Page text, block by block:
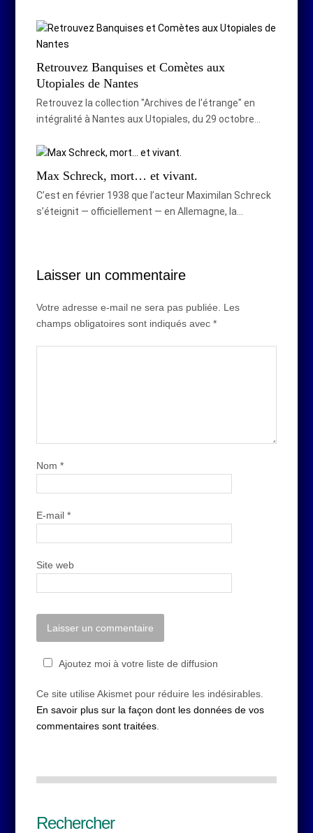
Retrouvez Banquises et Comètes aux
Utopiales de Nantes
Retrouvez la collection "Archives de l'étrange" en
intégralité à Nantes aux Utopiales, du 29 octobre…
Max Schreck, mort… et vivant.
C’est en février 1938 que l’acteur Maximilan Schreck
s’éteignit — officiellement — en Allemagne, la…
Laisser un commentaire
Votre adresse e-mail ne sera pas publiée.
Les
champs obligatoires sont indiqués avec*
Nom*
E-mail*
Site web
Ajoutez moi à votre liste de diffusion
Ce site utilise Akismet pour réduire les indésirables.
En savoir plus sur la façon dont les données de vos
commentaires sont traitées
Rechercher